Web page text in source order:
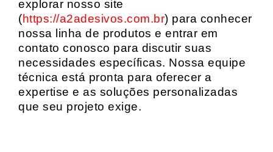
explorar nosso site
(https://a2adesivos.com.br) para conhecer
nossa linha de produtos e entrar em
contato conosco para discutir suas
necessidades específicas. Nossa equipe
técnica está pronta para oferecer a
expertise e as soluções personalizadas
que seu projeto exige.